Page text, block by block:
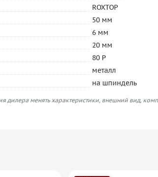
ROXTOP
50 мм
6 мм
20 мм
80 P
металл
на шпиндель
дилера менять характеристики, внешний вид,